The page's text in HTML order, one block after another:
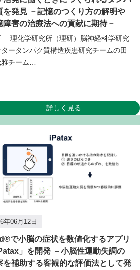
を発見 －記憶のつくり方の解明や
障害の治療法への貢献に期待－
理化学研究所（理研）脳神経科学研究
タータンパク質構造疾患研究チームの田
チーム…
詳しく見る
年06月12日
で小脳の症状を数値化するアプリ
」を開発 －小脳性運動失調の
を補助する客観的な評価法として発